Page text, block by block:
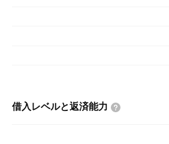
借入レベルと返済能力